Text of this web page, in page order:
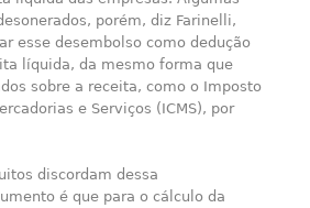
porém, diz Farinelli,
esse desembolso como dedução
líquida, da mesmo forma que
sobre a receita, como o Imposto
e Serviços (ICMS), por
discordam dessa
é que para o cálculo da